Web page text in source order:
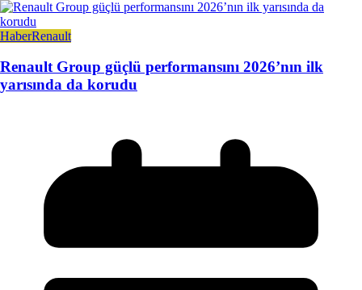
HaberRenault
Renault Group güçlü performansını 2026’nın ilk
yarısında da korudu